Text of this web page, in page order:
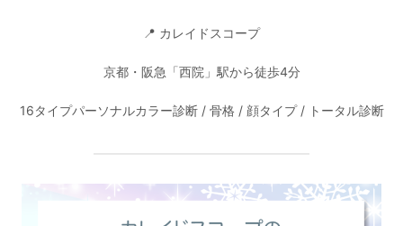
📍 カレイドスコープ
京都・阪急「西院」駅から徒歩4分
16タイプパーソナルカラー診断 / 骨格 / 顔タイプ / トータル診断
━━━━━━━━━━━━━━━